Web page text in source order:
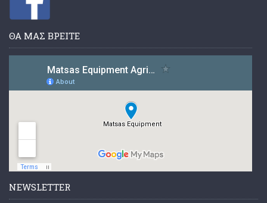
ΘΑ ΜΑΣ ΒΡΕΙΤΕ
NEWSLETTER